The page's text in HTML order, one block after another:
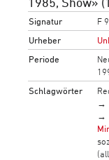
Signatur
F
Urheber
Periode
Schlagwörter